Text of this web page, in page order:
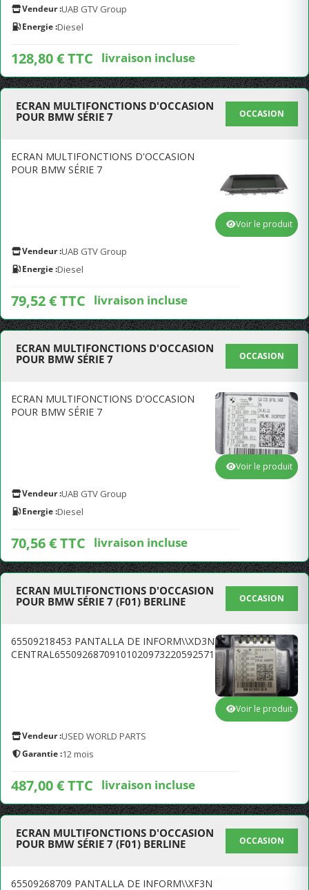
Vendeur :UAB GTV Group
Energie :Diesel
128,80 € TTC livraison incluse
ECRAN MULTIFONCTIONS D'OCCASION
POUR BMW SÉRIE 7
OCCASION
ECRAN MULTIFONCTIONS D'OCCASION
POUR BMW SÉRIE 7
Vendeur :UAB GTV Group
Energie :Diesel
79,52 € TTC livraison incluse
Voir le produit
ECRAN MULTIFONCTIONS D'OCCASION
POUR BMW SÉRIE 7
OCCASION
ECRAN MULTIFONCTIONS D'OCCASION
POUR BMW SÉRIE 7
Vendeur :UAB GTV Group
Energie :Diesel
70,56 € TTC livraison incluse
Voir le produit
ECRAN MULTIFONCTIONS D'OCCASION
POUR BMW SÉRIE 7 (F01) BERLINE
OCCASION
65509218453 PANTALLA DE INFORM\\XD3N
CENTRAL65509268709101020973220592571
Vendeur :USED WORLD PARTS
Garantie :12 mois
487,00 € TTC livraison incluse
Voir le produit
ECRAN MULTIFONCTIONS D'OCCASION
POUR BMW SÉRIE 7 (F01) BERLINE
OCCASION
65509268709 PANTALLA DE INFORM\\XF3N